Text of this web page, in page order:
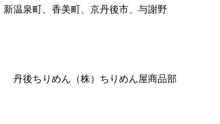
温泉町、香美町、京丹後市、与謝野
丹後ちりめん（株）ちりめん屋商品部